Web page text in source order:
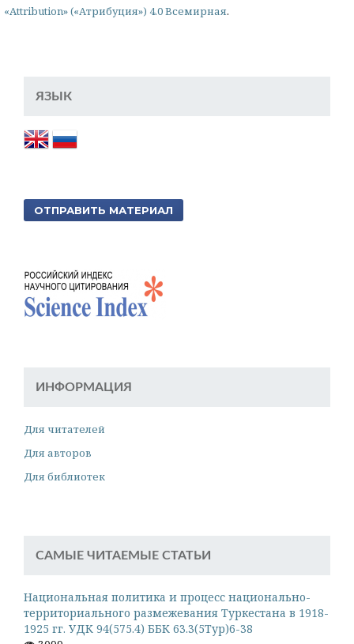
«Attribution» («Атрибуция») 4.0 Всемирная.
ЯЗЫК
ОТПРАВИТЬ МАТЕРИАЛ
ИНФОРМАЦИЯ
Для читателей
Для авторов
Для библиотек
САМЫЕ ЧИТАЕМЫЕ СТАТЬИ
Национальная политика и процесс национально-
территориального размежевания Туркестана в 1918-
1925 гг. УДК 94(575.4) ББК 63.3(5Тур)6-38